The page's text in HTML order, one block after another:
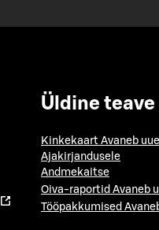
Üldine teave
Kinkekaart Avaneb
Ajakirjandusele
Andmekaitse
Oiva-raportid Avaneb
Tööpakkumised